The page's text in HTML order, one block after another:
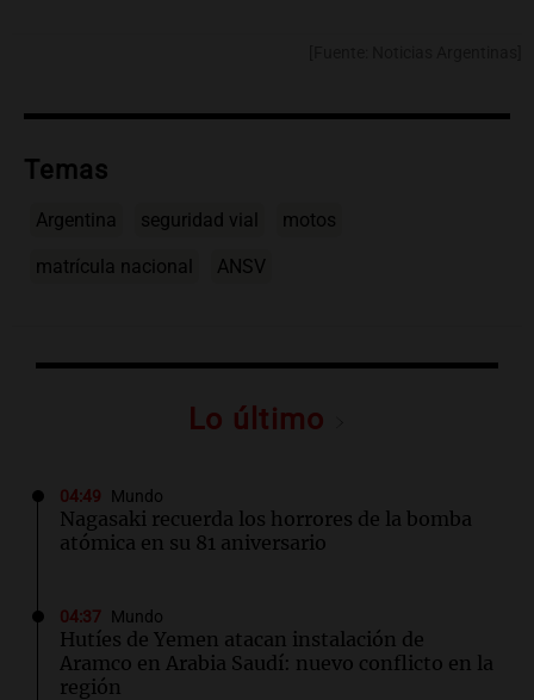
Temas
Argentina seguridad vial motos
matrícula nacional ANSV
Lo último
04:49 Mundo
Nagasaki recuerda los horrores de la bomba
atómica en su 81 aniversario
04:37 Mundo
Hutíes de Yemen atacan instalación de
Aramco en Arabia Saudí: nuevo conflicto en la
región